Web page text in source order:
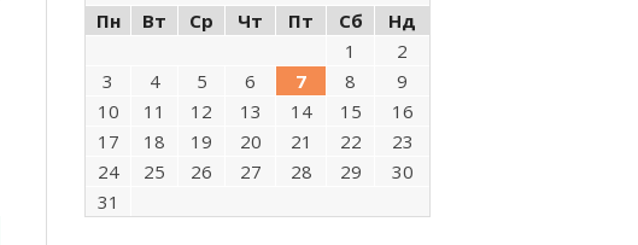
Пн
Вт Ср Чт Пт Сб
Нд
1
2
3
4 5 6 7 8
9
10
11 12 13 14 15
16
17
18 19 20 21 22
23
24
25 26 27 28 29
30
31